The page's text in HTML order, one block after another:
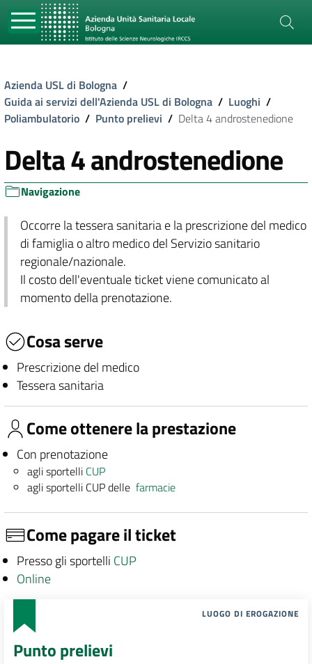
Azienda USL di Bologna /
Guida ai servizi dell'Azienda USL di Bologna / Luoghi /
Poliambulatorio / Punto prelievi / Delta 4 androstenedione
Delta 4 androstenedione
Navigazione
Occorre la tessera sanitaria e la prescrizione del medico
di famiglia o altro medico del Servizio sanitario
regionale/nazionale.
Il costo dell'eventuale ticket viene comunicato al
momento della prenotazione.
Cosa serve
Prescrizione del medico
Tessera sanitaria
Come ottenere la prestazione
Con prenotazione
agli sportelli CUP
agli sportelli CUP dellefarmacie
Come pagare il ticket
Presso gli sportelli CUP
Online
LUOGO DI EROGAZIONE
Punto prelievi